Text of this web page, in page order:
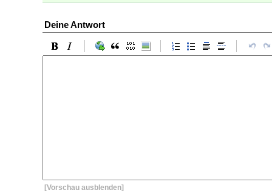
Deine Antwort
[Vorschau ausblenden]